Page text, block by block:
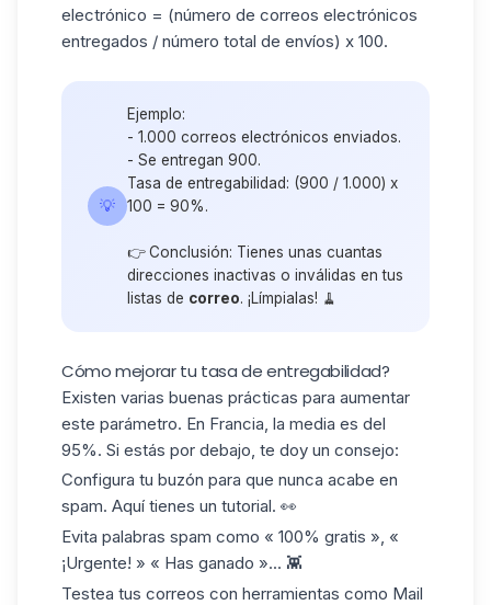
electrónico = (número de correos electrónicos
entregados / número total de envíos) x 100.
💡
Ejemplo:
- 1.000 correos electrónicos enviados.
- Se entregan 900.
Tasa de entregabilidad: (900 / 1.000) x
100 = 90%.
👉 Conclusión: Tienes unas cuantas
direcciones inactivas o inválidas en tus
listas de correo. ¡Límpialas! 🧹
Cómo mejorar tu tasa de entregabilidad?
Existen varias buenas prácticas para aumentar
este parámetro. En Francia, la media es del
95%. Si estás por debajo, te doy un consejo:
Configura tu buzón para que nunca acabe en
spam. Aquí tienes un tutorial. 👀
Evita palabras spam como « 100% gratis », «
¡Urgente! » « Has ganado »... 👾
Testea tus correos con herramientas como Mail